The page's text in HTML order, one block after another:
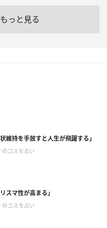
っと見る
維持を手放すと人生が飛躍する」
のコスモ占い
スマ性が高まる」
のコスモ占い